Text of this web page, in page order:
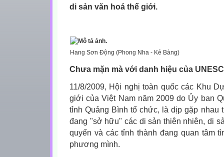
di sản văn hoá thế giới.
Hang Sơn Động (Phong Nha - Kẻ Bàng)
Chưa mặn mà với danh hiệu của
11/8/2009, Hội nghị toàn quốc các Khu
giới của Việt Nam năm 2009 do Ủy ban
tỉnh Quảng Bình tổ chức, là dịp gặp nhau
đang "sở hữu" các di sản thiên nhiên, di
quyển và các tỉnh thành đang quan tâm
phương mình.